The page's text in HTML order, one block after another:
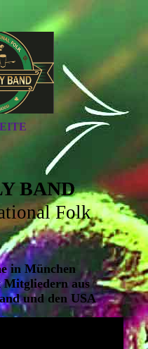
BAND
Folk
in München
Mitgliedern aus
und den USA